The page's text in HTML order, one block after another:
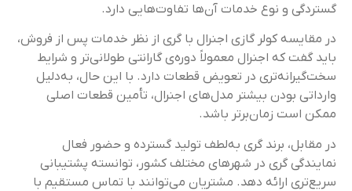
گستردگی و نوع خدمات آن‌ها تفاوت‌هایی دارد.
در مقایسه کولر گازی اجنرال با گری از نظر خدمات پس از فروش،
باید گفت که اجنرال معمولاً دوره‌ی گارانتی طولانی‌تر و شرایط
سخت‌گیرانه‌تری در تعویض قطعات دارد. با این حال، به‌دلیل
وارداتی بودن بیشتر مدل‌های اجنرال، تأمین قطعات اصلی
ممکن است زمان‌برتر باشد.
در مقابل، برند گری به‌لطف تولید گسترده و حضور فعال
نمایندگی گری در شهرهای مختلف کشور، توانسته پشتیبانی
سریع‌تری ارائه دهد. مشتریان می‌توانند با تماس مستقیم با